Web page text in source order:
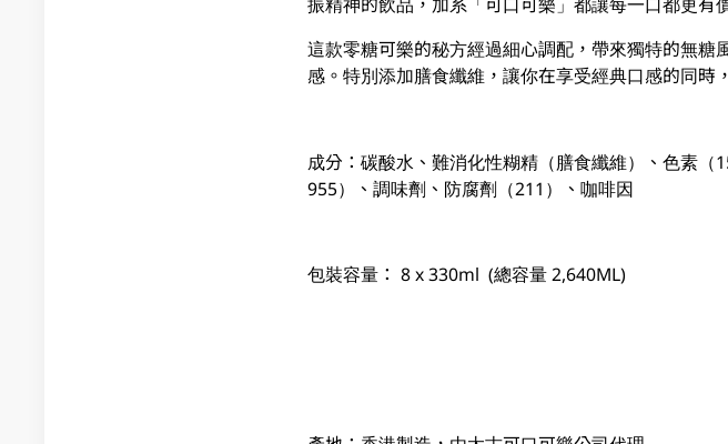
這款零糖可樂的秘方經過細心調配，帶來獨特的無
感。特別添加膳食纖維，讓你在享受經典口感的同時
成分：碳酸水、難消化性糊精（膳食纖維）、色素
955）、調味劑、防腐劑（211）、咖啡因
包裝容量： 8 x 330ml (總容量 2,640ML)